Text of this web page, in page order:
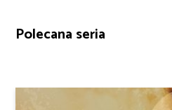
Polecana seria